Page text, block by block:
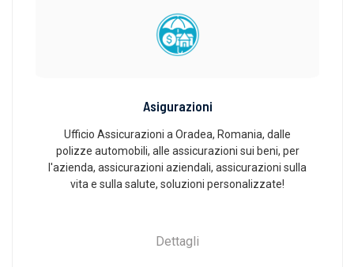
Asigurazioni
Ufficio Assicurazioni a Oradea, Romania, dalle
polizze automobili, alle assicurazioni sui beni, per
l'azienda, assicurazioni aziendali, assicurazioni sulla
vita e sulla salute, soluzioni personalizzate!
Dettagli